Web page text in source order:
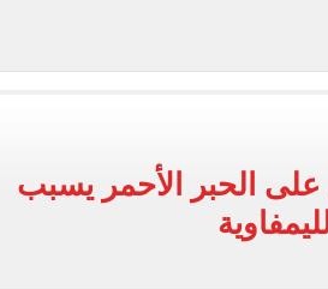
نصف نهائي بطولة العالم لناشئات كرة اليد
رخصة مشاركة محمد صلاح
على كأس خوان جامبر
الحبر الأحمر يسبب